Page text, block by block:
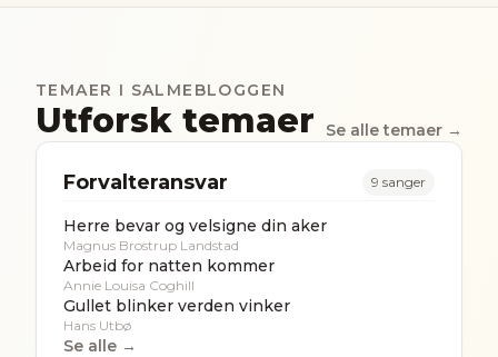
TEMAER I SALMEBLOGGEN
Utforsk temaer Se alle temaer →
Forvalteransvar 9 sanger
Herre bevar og velsigne din aker
Magnus Brostrup Landstad
Arbeid for natten kommer
Annie Louisa Coghill
Gullet blinker verden vinker
Hans Utbø
Se alle →